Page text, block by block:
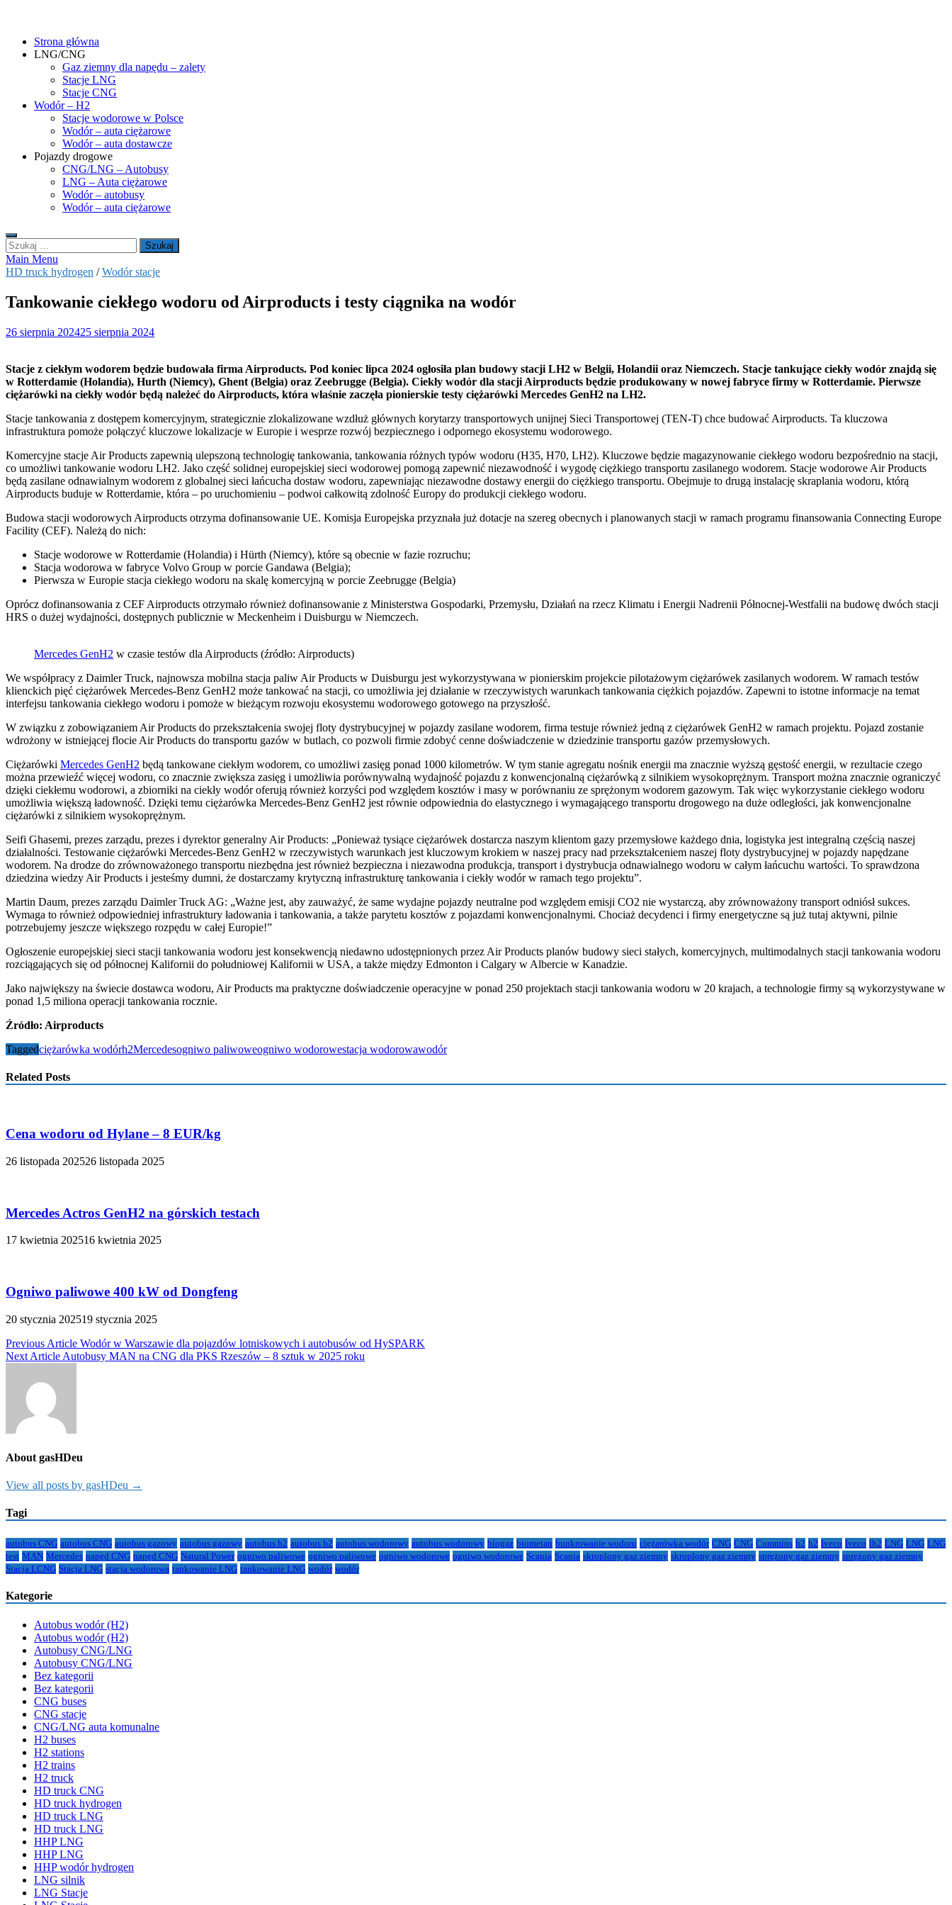
contentStrona główna
LNG/CNG
Gaz ziemny dla napędu – zalety
Stacje LNG
Stacje CNG
Wodór – H2
Stacje wodorowe w Polsce
Wodór – auta ciężarowe
Wodór – auta dostawcze
Pojazdy drogowe
CNG/LNG – Autobusy
LNG – Auta ciężarowe
Wodór – autobusy
Wodór – auta ciężarowe
Szukaj:
Main Menu
HD truck hydrogen /Wodór stacje
Tankowanie ciekłego wodoru od Airproducts i testy ciągnika na wodór
26 sierpnia 202425 sierpnia 2024
Stacje z ciekłym wodorem będzie budowała firma Airproducts. Pod koniec lipca 2024 ogłosiła plan budowy stacji LH2 w Belgii, Holandii oraz Niemczech. Stacje tankujące ciekły wodór znajdą się
w Rotterdamie (Holandia), Hurth (Niemcy), Ghent (Belgia) oraz Zeebrugge (Belgia). Ciekły wodór dla stacji Airproducts będzie produkowany w nowej fabryce firmy w Rotterdamie. Pierwsze
ciężarówki na ciekły wodór będą należeć do Airproducts, która właśnie zaczęła pionierskie testy ciężarówki Mercedes GenH2 na LH2.
Stacje tankowania z dostępem komercyjnym, strategicznie zlokalizowane wzdłuż głównych korytarzy transportowych unijnej Sieci Transportowej (TEN-T) chce budować Airproducts. Ta kluczowa
infrastruktura pomoże połączyć kluczowe lokalizacje w Europie i wesprze rozwój bezpiecznego i odpornego ekosystemu wodorowego.
Komercyjne stacje Air Products zapewnią ulepszoną technologię tankowania, tankowania różnych typów wodoru (H35, H70, LH2). Kluczowe będzie magazynowanie ciekłego wodoru bezpośrednio na stacji,
co umożliwi tankowanie wodoru LH2. Jako część solidnej europejskiej sieci wodorowej pomogą zapewnić niezawodność i wygodę ciężkiego transportu zasilanego wodorem. Stacje wodorowe Air Products
będą zasilane odnawialnym wodorem z globalnej sieci łańcucha dostaw wodoru, zapewniając niezawodne dostawy energii do ciężkiego transportu. Obejmuje to drugą instalację skraplania wodoru, którą
Airproducts buduje w Rotterdamie, która – po uruchomieniu – podwoi całkowitą zdolność Europy do produkcji ciekłego wodoru.
Budowa stacji wodorowych Airproducts otrzyma dofinansowanie UE. Komisja Europejska przyznała już dotacje na szereg obecnych i planowanych stacji w ramach programu finansowania Connecting Europe
Facility (CEF). Należą do nich:
Stacje wodorowe w Rotterdamie (Holandia) i Hürth (Niemcy), które są obecnie w fazie rozruchu;
Stacja wodorowa w fabryce Volvo Group w porcie Gandawa (Belgia);
Pierwsza w Europie stacja ciekłego wodoru na skalę komercyjną w porcie Zeebrugge (Belgia)
Oprócz dofinansowania z CEF Airproducts otrzymało również dofinansowanie z Ministerstwa Gospodarki, Przemysłu, Działań na rzecz Klimatu i Energii Nadrenii Północnej-Westfalii na budowę dwóch stacji
HRS o dużej wydajności, dostępnych publicznie w Meckenheim i Duisburgu w Niemczech.
Mercedes GenH2 w czasie testów dla Airproducts (źródło: Airproducts)
We współpracy z Daimler Truck, najnowsza mobilna stacja paliw Air Products w Duisburgu jest wykorzystywana w pionierskim projekcie pilotażowym ciężarówek zasilanych wodorem. W ramach testów
klienckich pięć ciężarówek Mercedes-Benz GenH2 może tankować na stacji, co umożliwia jej działanie w rzeczywistych warunkach tankowania ciężkich pojazdów. Zapewni to istotne informacje na temat
interfejsu tankowania ciekłego wodoru i pomoże w bieżącym rozwoju ekosystemu wodorowego gotowego na przyszłość.
W związku z zobowiązaniem Air Products do przekształcenia swojej floty dystrybucyjnej w pojazdy zasilane wodorem, firma testuje również jedną z ciężarówek GenH2 w ramach projektu. Pojazd zostanie
wdrożony w istniejącej flocie Air Products do transportu gazów w butlach, co pozwoli firmie zdobyć cenne doświadczenie w dziedzinie transportu gazów przemysłowych.
Ciężarówki Mercedes GenH2 będą tankowane ciekłym wodorem, co umożliwi zasięg ponad 1000 kilometrów. W tym stanie agregatu nośnik energii ma znacznie wyższą gęstość energii, w rezultacie czego
można przewieźć więcej wodoru, co znacznie zwiększa zasięg i umożliwia porównywalną wydajność pojazdu z konwencjonalną ciężarówką z silnikiem wysokoprężnym. Transport można znacznie ograniczyć
dzięki ciekłemu wodorowi, a zbiorniki na ciekły wodór oferują również korzyści pod względem kosztów i masy w porównaniu ze sprężonym wodorem gazowym. Tak więc wykorzystanie ciekłego wodoru
umożliwia większą ładowność. Dzięki temu ciężarówka Mercedes-Benz GenH2 jest równie odpowiednia do elastycznego i wymagającego transportu drogowego na duże odległości, jak konwencjonalne
ciężarówki z silnikiem wysokoprężnym.
Seifi Ghasemi, prezes zarządu, prezes i dyrektor generalny Air Products: „Ponieważ tysiące ciężarówek dostarcza naszym klientom gazy przemysłowe każdego dnia, logistyka jest integralną częścią naszej
działalności. Testowanie ciężarówki Mercedes-Benz GenH2 w rzeczywistych warunkach jest kluczowym krokiem w naszej pracy nad przekształceniem naszej floty dystrybucyjnej w pojazdy napędzane
wodorem. Na drodze do zrównoważonego transportu niezbędna jest również bezpieczna i niezawodna produkcja, transport i dystrybucja odnawialnego wodoru w całym łańcuchu wartości. To sprawdzona
dziedzina wiedzy Air Products i jesteśmy dumni, że dostarczamy krytyczną infrastrukturę tankowania i ciekły wodór w ramach tego projektu”.
Martin Daum, prezes zarządu Daimler Truck AG: „Ważne jest, aby zauważyć, że same wydajne pojazdy neutralne pod względem emisji CO2 nie wystarczą, aby zrównoważony transport odniósł sukces.
Wymaga to również odpowiedniej infrastruktury ładowania i tankowania, a także parytetu kosztów z pojazdami konwencjonalnymi. Chociaż decydenci i firmy energetyczne są już tutaj aktywni, pilnie
potrzebujemy jeszcze większego rozpędu w całej Europie!”
Ogłoszenie europejskiej sieci stacji tankowania wodoru jest konsekwencją niedawno udostępnionych przez Air Products planów budowy sieci stałych, komercyjnych, multimodalnych stacji tankowania wodoru
rozciągających się od północnej Kalifornii do południowej Kalifornii w USA, a także między Edmonton i Calgary w Albercie w Kanadzie.
Jako największy na świecie dostawca wodoru, Air Products ma praktyczne doświadczenie operacyjne w ponad 250 projektach stacji tankowania wodoru w 20 krajach, a technologie firmy są wykorzystywane w
ponad 1,5 miliona operacji tankowania rocznie.
Źródło: Airproducts
Taggedciężarówka wodórh2Mercedesogniwo paliwoweogniwo wodorowestacja wodorowawodór
Related Posts
Cena wodoru od Hylane – 8 EUR/kg
26 listopada 202526 listopada 2025
Mercedes Actros GenH2 na górskich testach
17 kwietnia 202516 kwietnia 2025
Ogniwo paliwowe 400 kW od Dongfeng
20 stycznia 202519 stycznia 2025
Nawigacja
wpisu
Previous Article Wodór w Warszawie dla pojazdów lotniskowych i autobusów od HySPARK
Next Article Autobusy MAN na CNG dla PKS Rzeszów – 8 sztuk w 2025 roku
About gasHDeu
View all posts by gasHDeu →
Tagi
autobus CNG autobus CNG autobus gazowy autobus gazowy autobus h2 autobus h2 autobus wodorowy autobus wodorowy biogaz biometan bunkrowanie wodoru ciężarówka wodór CNG CNG Cummins h2 h2 Iveco Iveco lh2 LNG LNG LNG
test MAN Mercedes napęd CNG napęd CNG Natural Power ogniwo paliwowe ogniwo paliwowe ogniwo wodorowe ogniwo wodorowe Scania Scania skroplony gaz ziemny skroplony gaz ziemny sprężony gaz ziemny sprężony gaz ziemny
Stacja LCNG Stacja LNG stacja wodorowa tankowanie LNG tankowanie LNG wodór wodór
Kategorie
Autobus wodór (H2)
Autobus wodór (H2)
Autobusy CNG/LNG
Autobusy CNG/LNG
Bez kategorii
Bez kategorii
CNG buses
CNG stacje
CNG/LNG auta komunalne
H2 buses
H2 stations
H2 trains
H2 truck
HD truck CNG
HD truck hydrogen
HD truck LNG
HD truck LNG
HHP LNG
HHP LNG
HHP wodór hydrogen
LNG silnik
LNG Stacje